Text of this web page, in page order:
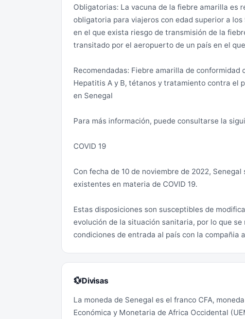
Se ha observado algún acto de bandidaje, con
delincuencia común en la región natural de
son extranjeros. En el pasado, hubo casos de
Entre determinados colectivos, si bien
occidental.
una moralidad muy conservadora que rechaza
severamente con penas de cárcel y multa sobre
Se recomienda vestirse de manera no llamativa
Zonas de riesgo alto (a evitar):
La zona nororiental de Senegal (región de
En la región de Zinguinchor: la ciudad de
las zonas fronterizas con Guinea-Bissau.
Obligatorias: La vacuna de la fiebre amarilla es
obligatoria para viajeros con edad superior a
en el que exista riesgo de transmisión de la
transitado por el aeropuerto de un país en el
Recomendadas: Fiebre amarilla de
Hepatitis A y B, tétanos y tratamiento contra el
en Senegal
Para más información, puede consultarse la
COVID 19
Con fecha de 10 de noviembre de 2022,
existentes en materia de COVID 19.
Estas disposiciones son susceptibles de
evolución de la situación sanitaria, por lo que
condiciones de entrada al país con la compañia
💱Divisas
La moneda de Senegal es el franco CFA,
Económica y Monetaria de Africa Occidental